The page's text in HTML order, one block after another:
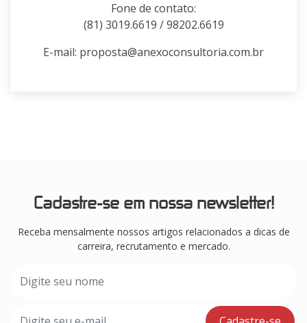
Fone de contato:
(81) 3019.6619 / 98202.6619
E-mail: proposta@anexoconsultoria.com.br
Cadastre-se em nossa newsletter!
Receba mensalmente nossos artigos relacionados a dicas de
carreira, recrutamento e mercado.